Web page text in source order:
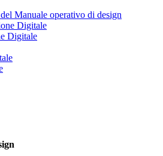
Manuale operativo di design
Digitale